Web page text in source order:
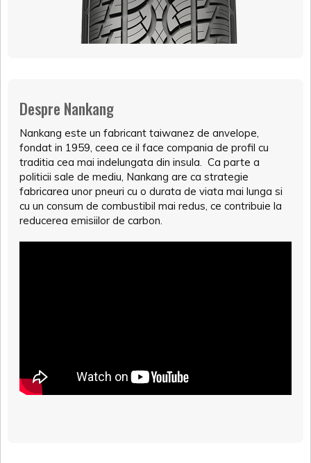
Despre Nankang
Nankang este un fabricant taiwanez de anvelope,
fondat in 1959, ceea ce il face compania de profil cu
traditia cea mai indelungata din insula. Ca parte a
politicii sale de mediu, Nankang are ca strategie
fabricarea unor pneuri cu o durata de viata mai lunga si
cu un consum de combustibil mai redus, ce contribuie la
reducerea emisiilor de carbon.